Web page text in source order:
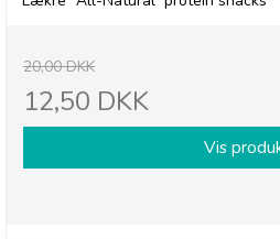
20,00 DKK
12,50 DKK
Vis